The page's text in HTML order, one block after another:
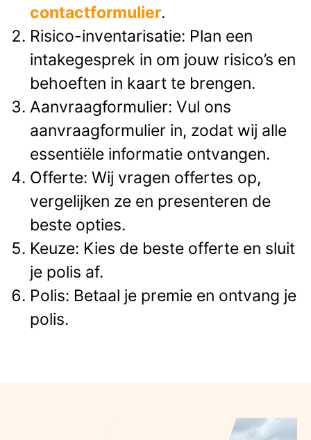
contactformulier.
Risico-inventarisatie: Plan een
intakegesprek in om jouw risico’s en
behoeften in kaart te brengen.
Aanvraagformulier: Vul ons
aanvraagformulier in, zodat wij alle
essentiële informatie ontvangen.
Offerte: Wij vragen offertes op,
vergelijken ze en presenteren de
beste opties.
Keuze: Kies de beste offerte en sluit
je polis af.
Polis: Betaal je premie en ontvang je
polis.